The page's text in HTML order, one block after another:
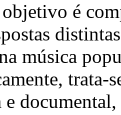
é
música
trata-
documental,